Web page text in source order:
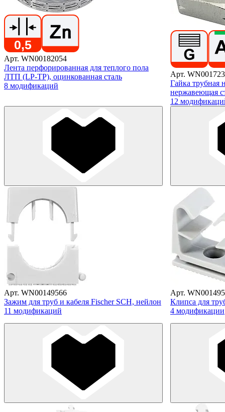
Арт. WN00182054
Лента перфорированная для теплого пола
ЛТП (LP-TP), оцинкованная сталь
8 модификаций
Арт.
Гайка трубная
нержавеющая
12
Арт. WN00149566
Зажим для труб и кабеля Fischer SCH, нейлон
11 модификаций
Арт.
Клипса для
4 модификации